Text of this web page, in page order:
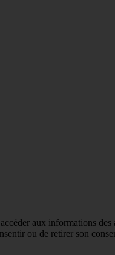
aux informations
ou de retirer son